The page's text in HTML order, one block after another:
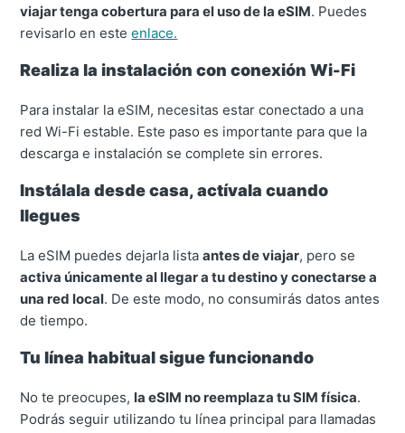
viajar tenga cobertura para el uso de la eSIM. Puedes
revisarlo en esteenlace.
Realiza la instalación con conexión Wi-Fi
Para instalar la eSIM, necesitas estar conectado a una
red Wi-Fi estable. Este paso es importante para que la
descarga e instalación se complete sin errores.
Instálala desde casa, actívala cuando
llegues
La eSIM puedes dejarla listaantes de viajar, pero se
activa únicamente al llegar a tu destino y conectarse a
una red local. De este modo, no consumirás datos antes
de tiempo.
Tu línea habitual sigue funcionando
No te preocupes, la eSIM no reemplaza tu SIM física.
Podrás seguir utilizando tu línea principal para llamadas